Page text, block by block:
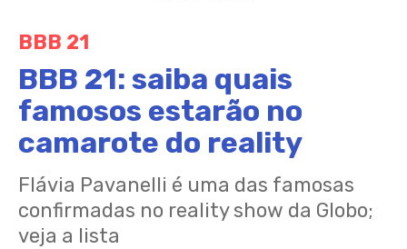
BBB 21
BBB 21: saiba quais
famosos estarão no
camarote do reality
Flávia Pavanelli é uma das famosas
confirmadas no reality show da Globo;
veja a lista